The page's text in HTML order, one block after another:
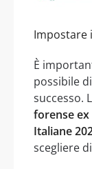
Impostare
È
possibile
successo.
forense ex
Italiane
scegliere